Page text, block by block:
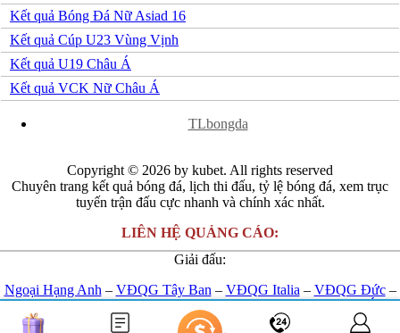
Kết quả Bóng Đá Nữ Asiad 16
Kết quả Cúp U23 Vùng Vịnh
Kết quả U19 Châu Á
Kết quả VCK Nữ Châu Á
TLbongda
Copyright © 2026 by kubet. All rights reserved
Chuyên trang kết quả bóng đá, lịch thi đấu, tỷ lệ bóng đá, xem trục
tuyến trận đấu cực nhanh và chính xác nhất.
LIÊN HỆ QUẢNG CÁO:
Giải đấu:
Ngoại Hạng Anh – VĐQG Tây Ban – VĐQG Italia – VĐQG Đức–
VĐQG Pháp–Champions League-Euro 2024-U23 Châu Á